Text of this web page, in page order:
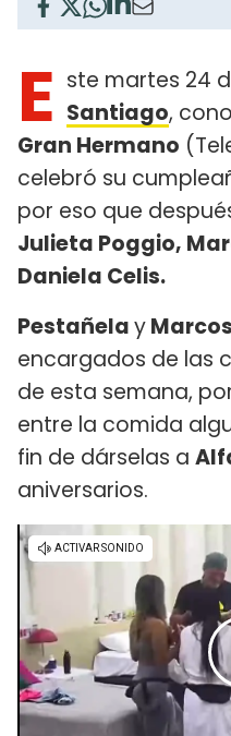
E ste martes 24
Santiago,
Gran Hermano
celebró su
por eso que
Julieta Poggio,
Daniela Celis.
PestañelayMarcos
encargados de las
de esta semana,
entre la comida
fin de dárselas a
aniversarios.